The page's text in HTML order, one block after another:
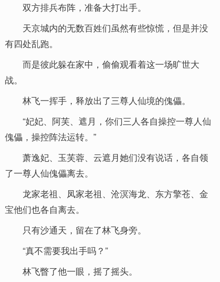
双方排兵布阵，准备大打出手。
天京城内的无数百姓们虽然有些惊慌，但是并没
有四处乱跑。
而是彼此躲在家中，偷偷观看着这一场旷世大
战。
林飞一挥手，释放出了三尊人仙境的傀儡。
“妃妃、阿芙、遮月，你们三人各自操控一尊人仙
傀儡，操控阵法运转。”
萧逸妃、玉芙蓉、云遮月她们没有说话，各自领
了一尊人仙傀儡离去。
龙家老祖、凤家老祖、沧溟海龙、东方擎苍、金
宝他们也各自离去。
只有沙通天，留在了林飞身旁。
“真不需要我出手吗？”
林飞瞥了他一眼，摇了摇头。